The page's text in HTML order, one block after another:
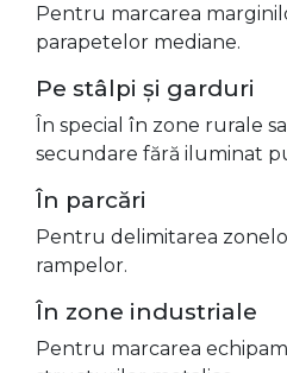
Pentru marcarea
parapetelor mediane.
Pe stâlpi și garduri
În special în zone rurale
secundare fără iluminat
În parcări
Pentru delimitarea
rampelor.
În zone industriale
Pentru marcarea